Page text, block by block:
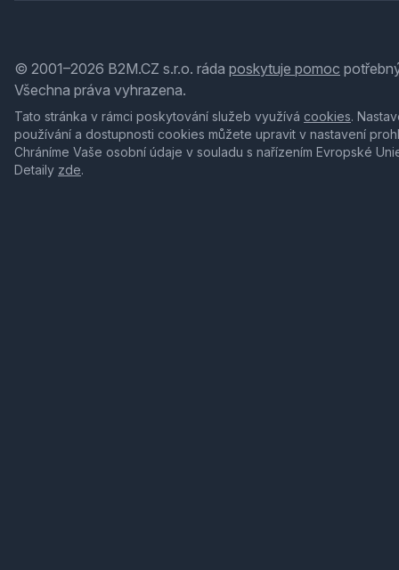
© 2001–2026 B2M.CZ s.r.o. ráda poskytuje pomoc
Všechna práva vyhrazena.
Tato stránka v rámci poskytování služeb využívá cookies.
používání a dostupnosti cookies můžete upravit v nastavení
Chráníme Vaše osobní údaje v souladu s nařízením Evropské
Detaily zde.